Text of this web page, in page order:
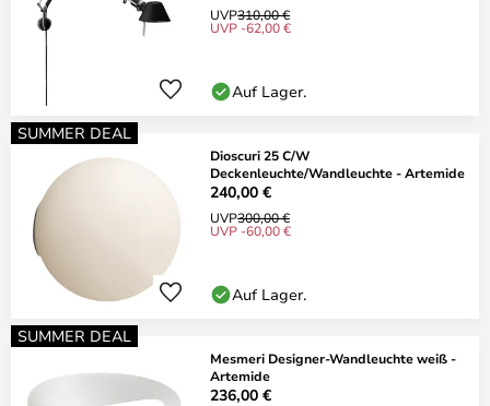
UVP310,00 €
UVP -62,00 €
Auf Lager.
SUMMER DEAL
Dioscuri 25 C/W
Deckenleuchte/Wandleuchte - Artemide
240,00 €
UVP300,00 €
UVP -60,00 €
Auf Lager.
SUMMER DEAL
Mesmeri Designer-Wandleuchte weiß -
Artemide
236,00 €